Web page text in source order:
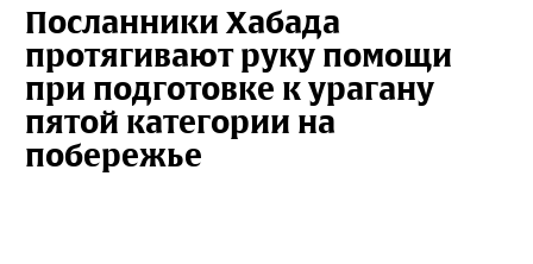
Посланники Хабада
протягивают руку помощи
при подготовке к урагану
пятой категории на
побережье